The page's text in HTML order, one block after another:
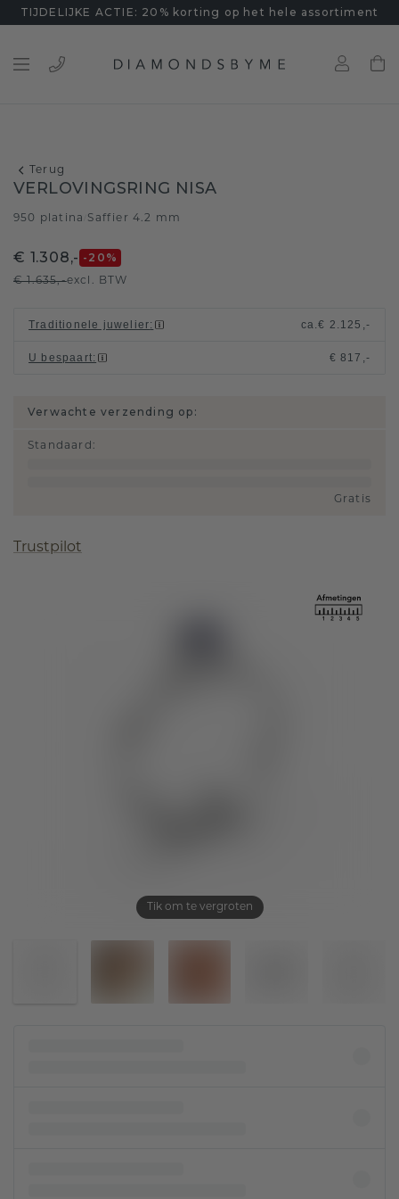
TIJDELIJKE ACTIE: 20% korting op het hele assortiment
Terug
Tik om te vergroten
VERLOVINGSRING NISA
950 platina Saffier 4.2 mm
€ 1.308,- -20 %
€ 1.635,-excl. BTW
Traditionele juwelier: ca.€ 2.125,-
U bespaart: € 817,-
Verwachte verzending op:
Standaard :
Gratis
Trustpilot